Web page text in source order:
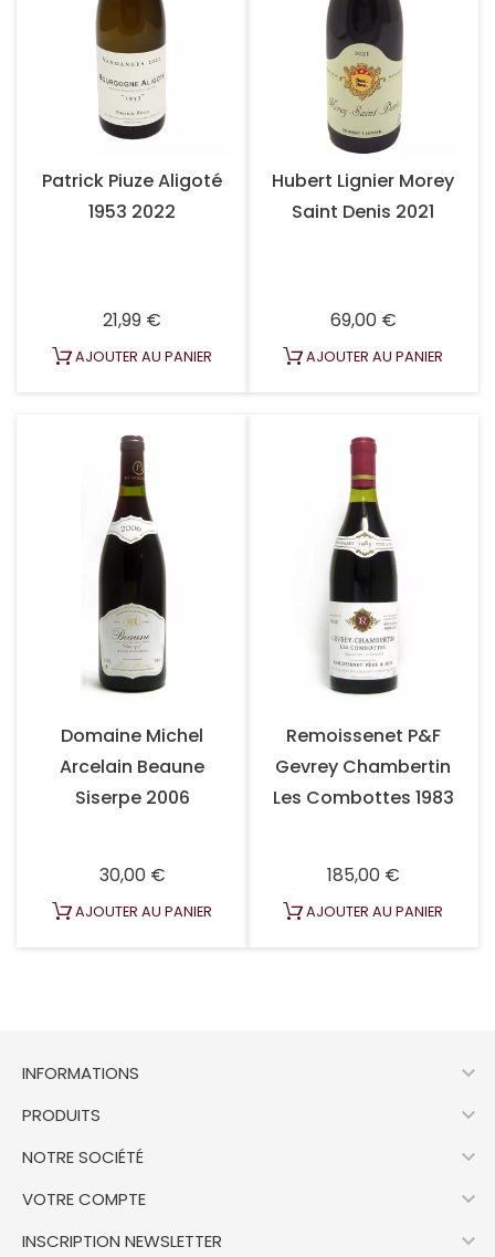
Patrick Piuze Aligoté
1953 2022
21,99 €
AJOUTER AU PANIER
Hubert Lignier Morey
Saint Denis 2021
69,00 €Prix
AJOUTER AU PANIER
Domaine Michel
Arcelain Beaune
Siserpe 2006
30,00 €Prix
AJOUTER AU PANIER
Remoissenet P&F
Gevrey Chambertin
Les Combottes 1983
185,00 €Prix
AJOUTER AU PANIER
INFORMATIONS 
PRODUITS 
NOTRE SOCIÉTÉ 
VOTRE COMPTE 
INSCRIPTION NEWSLETTER 